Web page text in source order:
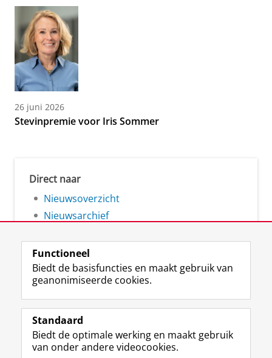
26 juni 2026
Stevinpremie voor Iris Sommer
Direct naar
Nieuwsoverzicht
Nieuwsarchief
Volg de RUG
F
a
e
b
L
i
k
e
R
S
-
f
I
n
t
Y
o
T
Studiekiezers
Functioneel
Biedt de basisfuncties en maakt gebruik van
geanonimiseerde cookies.
Standaard
Biedt de optimale werking en maakt gebruik
van onder andere videocookies.